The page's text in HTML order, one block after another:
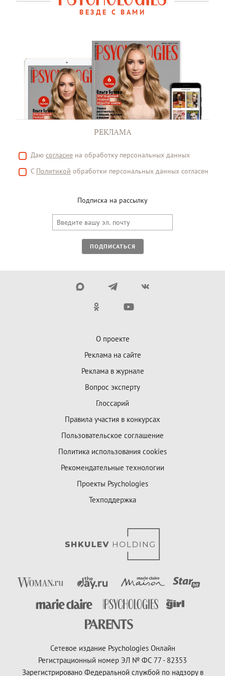
ВЕЗДЕ С ВАМИ
РЕКЛАМА
Даю согласие на обработку персональных данных
С Политикой обработки персональных данных согласен
Подписка на рассылку
ПОДПИСАТЬСЯ
О проекте
Реклама на сайте
Реклама в журнале
Вопрос эксперту
Глоссарий
Правила участия в конкурсах
Пользовательское соглашение
Политика использования cookies
Рекомендательные технологии
Проекты Psychologies
Техподдержка
Сетевое издание Psychologies Онлайн
Регистрационный номер ЭЛ № ФС 77 - 82353
Зарегистрировано Федеральной службой по надзору в